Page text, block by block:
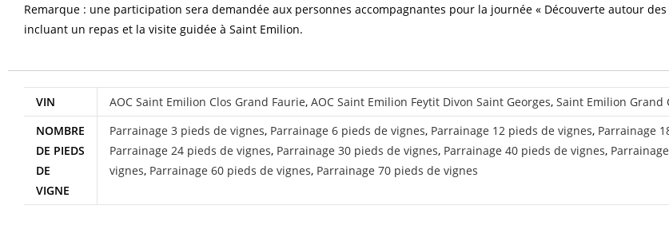
Remarque : une participation sera demandée aux personnes accompagnantes pour la journée « Découverte autour des
incluant un repas et la visite guidée à Saint Emilion.
VIN AOC Saint Emilion Clos Grand Faurie, AOC Saint Emilion Feytit Divon Saint Georges, Saint Emilion Grand
NOMBRE
DE PIEDS
DE
VIGNE
Parrainage 3 pieds de vignes, Parrainage 6 pieds de vignes, Parrainage 12 pieds de vignes, Parrainage
Parrainage 24 pieds de vignes, Parrainage 30 pieds de vignes, Parrainage 40 pieds de vignes,
vignes, Parrainage 60 pieds de vignes, Parrainage 70 pieds de vignes